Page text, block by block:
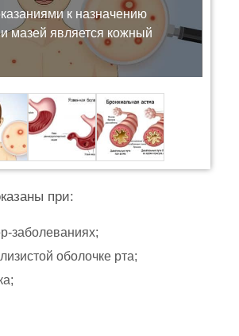
к назначению
мазей является кожный
при:
заболеваниях;
оболочке рта;